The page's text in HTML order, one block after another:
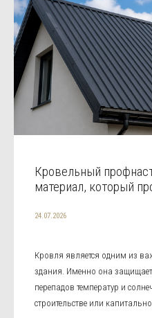
Кровельный
материал, который
24.07.2026
Кровля является одним из
здания. Именно она
перепадов температур и
строительстве или